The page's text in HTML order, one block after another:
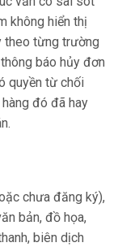
không hiển thị
theo từng trường
báo hủy đơn
quyền từ chối
đó đã hay
chưa đăng ký),
bản, đồ họa,
biên dịch